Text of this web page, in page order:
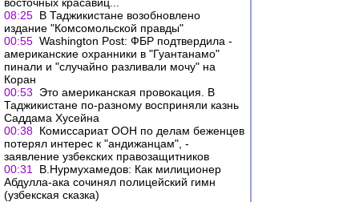
08:25 В Таджикистане возобновлено
издание "Комсомольской правды"
00:55 Washington Post: ФБР подтвердила -
американские охранники в "Гуантанамо"
пинали и "случайно разливали мочу" на
Коран
00:53
Это американская провокация. В
Таджикистане по-разному восприняли казнь
Саддама Хусейна
00:38 Комиссариат ООН по делам беженцев
потерял интерес к "андижанцам", -
заявление узбекских правозащитников
00:31
В.Нурмухамедов: Как милиционер
Абдулла-ака сочинял полицейский гимн
(узбекская сказка)